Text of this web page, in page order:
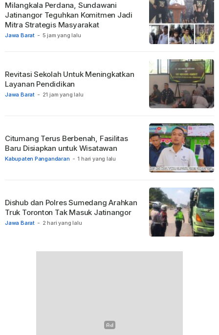
Jawa Barat - 5 jam yang lalu
Milangkala Perdana, Sundawani
Jatinangor Teguhkan Komitmen Jadi
Mitra Strategis Masyarakat
Jawa Barat - 21 jam yang lalu
Revitasi Sekolah Untuk Meningkatkan
Layanan Pendidikan
Kabupaten Pangandaran - 1 hari yang lalu
Citumang Terus Berbenah, Fasilitas
Baru Disiapkan untuk Wisatawan
Jawa Barat - 2 hari yang lalu
Dishub dan Polres Sumedang Arahkan
Truk Toronton Tak Masuk Jatinangor